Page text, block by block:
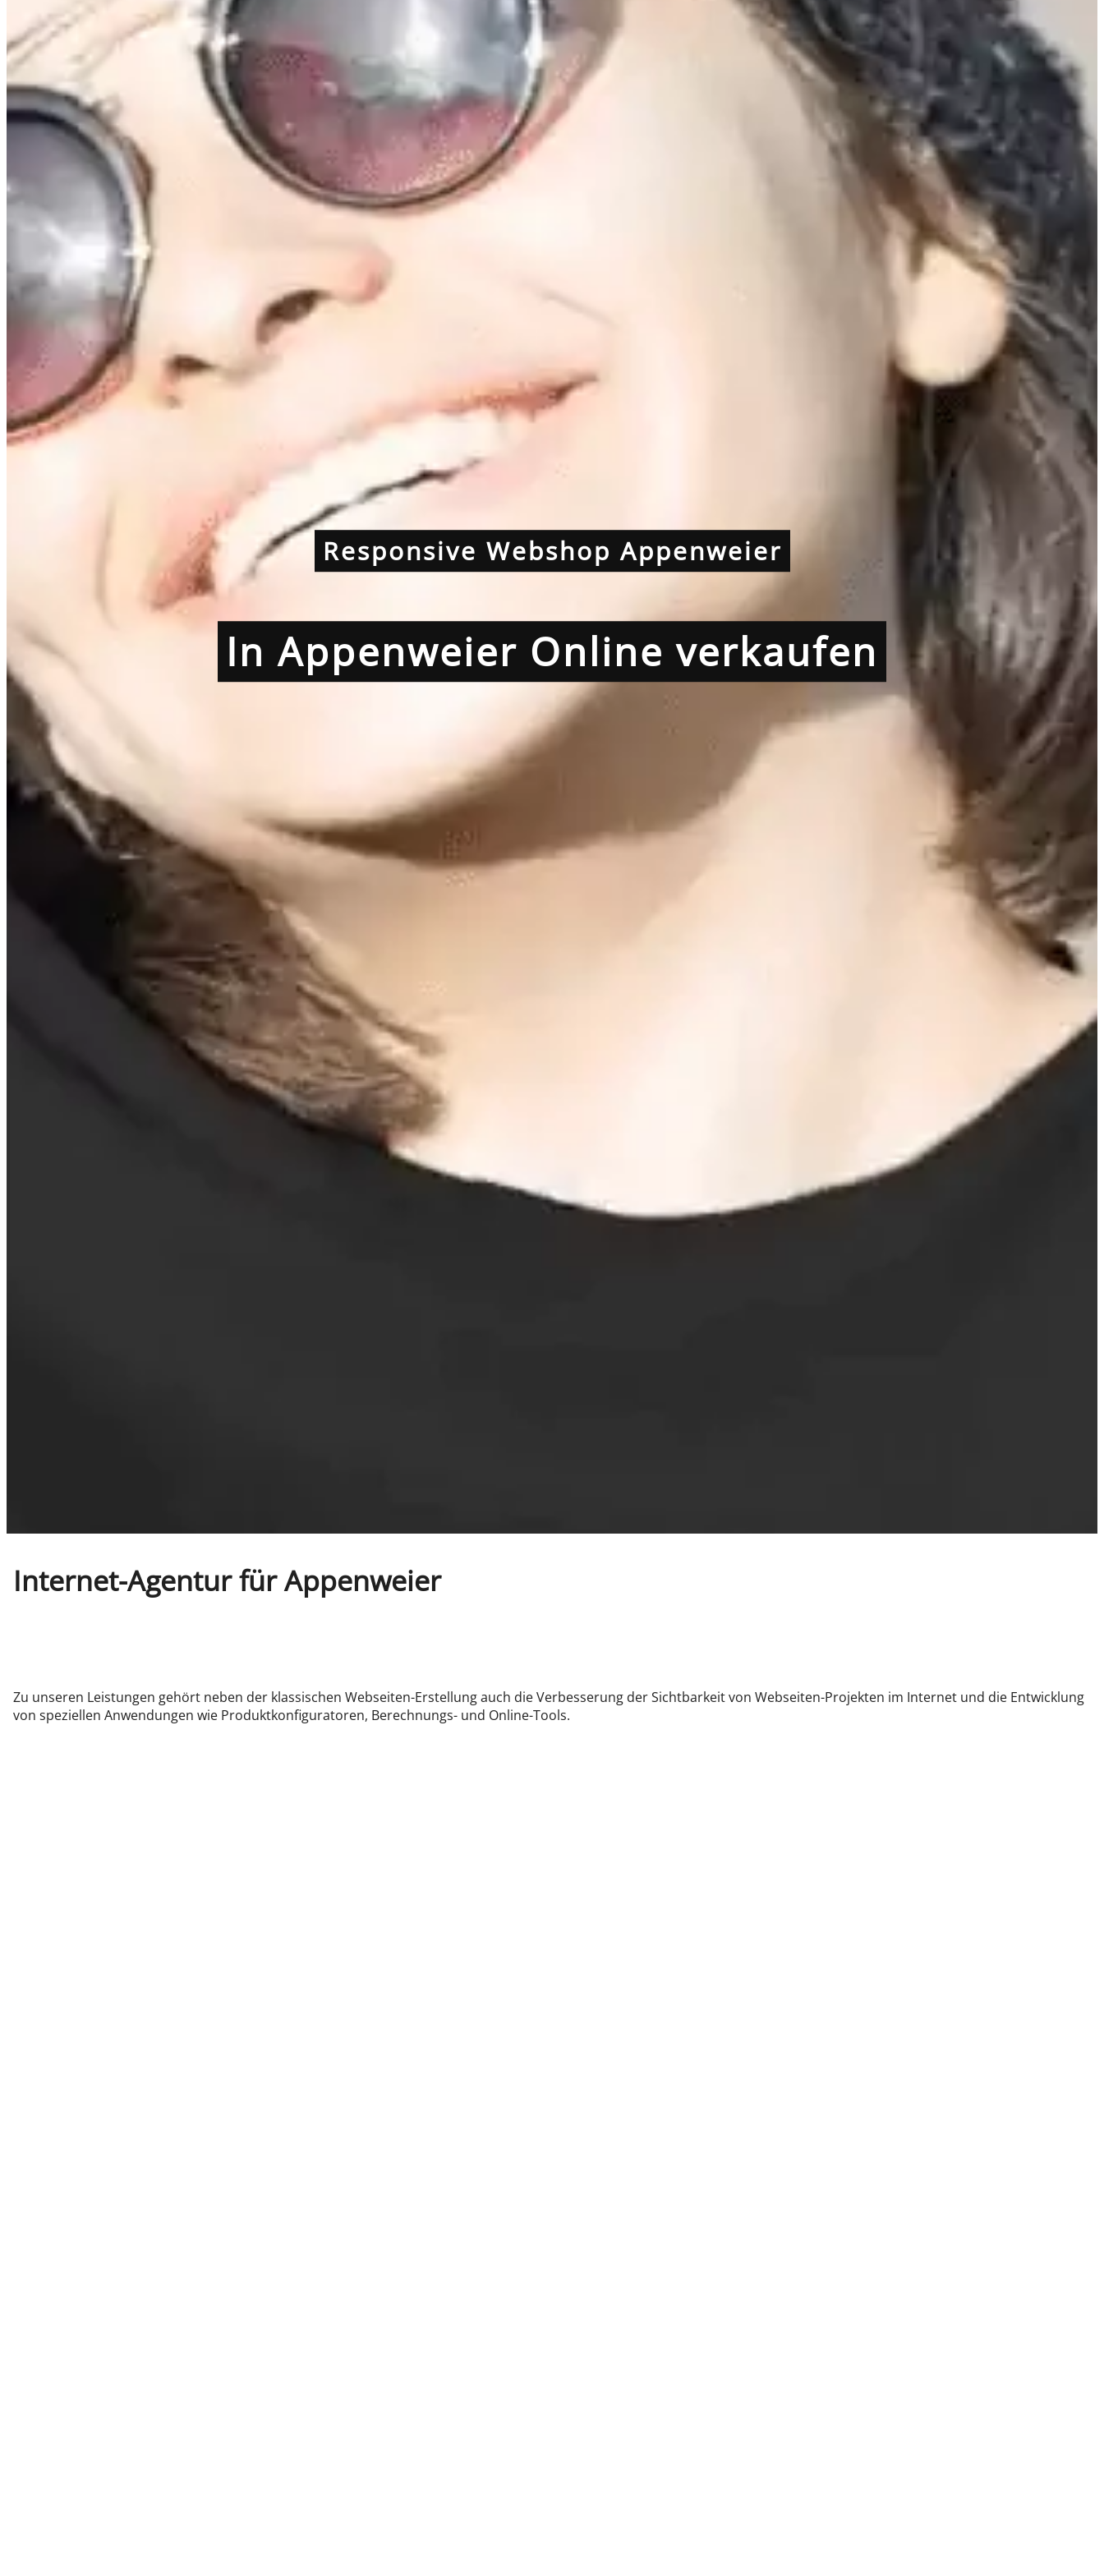
Responsive Webshop Appenweier
In Appenweier Online verkaufen
Internet-Agentur für Appenweier
Zu unseren Leistungen gehört neben der klassischen Webseiten-Erstellung auch die Verbesserung der Sichtbarkeit von Webseiten-Projekten im Internet und die Entwicklung
von speziellen Anwendungen wie Produktkonfiguratoren, Berechnungs- und Online-Tools.